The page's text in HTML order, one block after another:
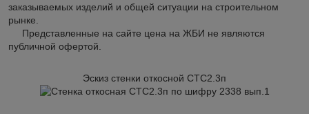
заказываемых изделий и общей ситуации на строительном
рынке.
Представленные на сайте цена на ЖБИ не являются
публичной офертой.
Эскиз стенки откосной СТС2.3п